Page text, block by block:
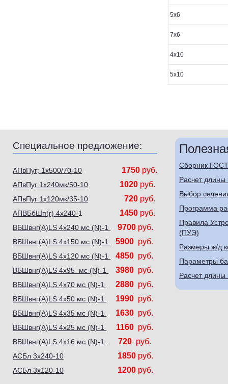
5х6
7х6
4х10
5х10
Специальное предложение:
1750 руб.
АПвПуг; 1х500/70-10
1020 руб.
АПвПуг 1х240мк/50-10
720 руб.
АПвПуг 1х120мк/35-10
1450 руб.
АПВБбШп(г) 4х240-1
9700 руб.
ВБШвнг(А)LS 4х240 мс (N)-1
5900 руб.
ВБШвнг(А)LS 4х150 мс (N)-1
4850 руб.
ВБШвнг(А)LS 4х120 мс (N)-1
3980 руб.
ВБШвнг(А)LS 4х95 мс (N)-1
2880 руб.
ВБШвнг(А)LS 4х70 мс (N)-1
1990 руб.
ВБШвнг(А)LS 4х50 мс (N)-1
1630 руб.
ВБШвнг(А)LS 4х35 мс (N)-1
1160 руб.
ВБШвнг(А)LS 4х25 мс (N)-1
720 руб.
ВБШвнг(А)LS 4х16 мс (N)-1
1850 руб.
АСБл 3х240-10
1200 руб.
АСБл 3х120-10
Сборник
Расчет длины
Выбор
Программа
Правила
(ПУЭ)
Размеры ж/д
Параметры
Расчет длины